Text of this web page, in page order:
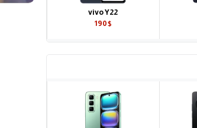
vivo Y22
190$